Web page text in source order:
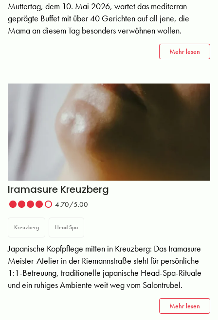
Muttertag, dem 10. Mai 2026, wartet das mediterran
geprägte Buffet mit über 40 Gerichten auf all jene, die
Mama an diesem Tag besonders verwöhnen wollen.
Mehr lesen
Iramasure Kreuzberg
4.70/5.00
Kreuzberg Head Spa
Japanische Kopfpflege mitten in Kreuzberg: Das Iramasure
Meister-Atelier in der Riemannstraße steht für persönliche
1:1-Betreuung, traditionelle japanische Head-Spa-Rituale
und ein ruhiges Ambiente weit weg vom Salontrubel.
Mehr lesen